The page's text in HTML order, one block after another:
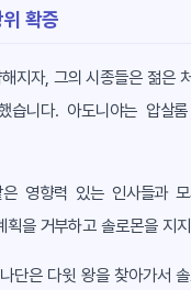
확증
지자, 그의 시종들은 젊은
습니다. 아도니야는 압살
영향력 있는 인사들과
을 거부하고 솔로몬을 지
단은 다윗 왕을 찾아가서